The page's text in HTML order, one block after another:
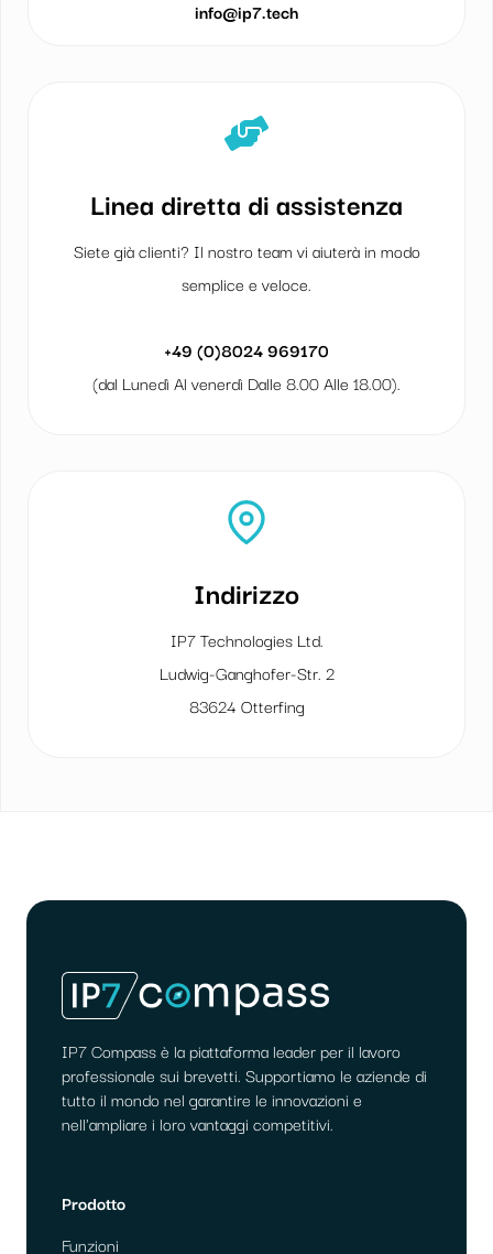
info@ip7.tech
Linea diretta di assistenza
Siete già clienti? Il nostro team vi aiuterà in modo
semplice e veloce.
+49 (0)8024 969170
(dal Lunedì Al venerdì Dalle 8.00 Alle 18.00).
Indirizzo
IP7 Technologies Ltd.
Ludwig-Ganghofer-Str. 2
83624 Otterfing
IP7 Compass è la piattaforma leader per il lavoro
professionale sui brevetti. Supportiamo le aziende di
tutto il mondo nel garantire le innovazioni e
nell'ampliare i loro vantaggi competitivi.
Prodotto
Funzioni